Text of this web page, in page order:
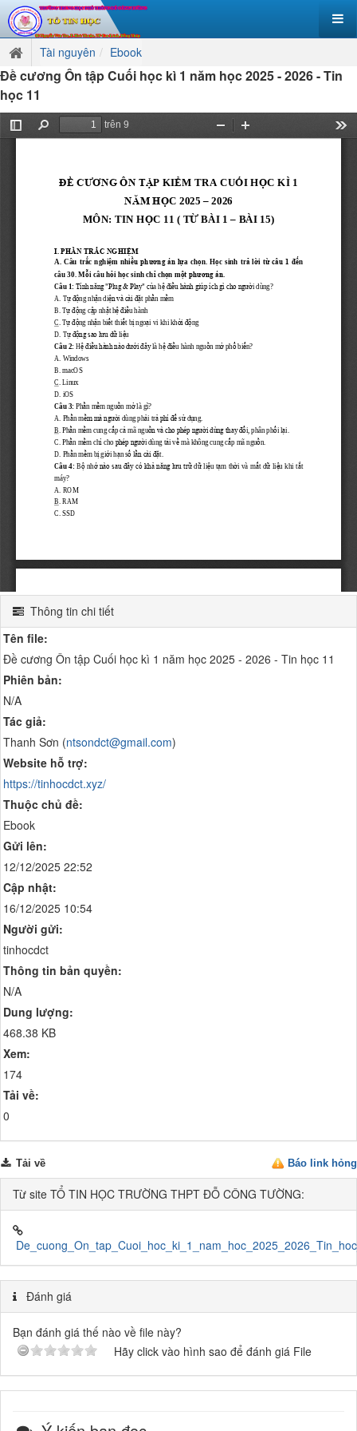
Tài nguyên Ebook
Đề cương Ôn tập Cuối học kì 1 năm học 2025 - 2026 - Tin
học 11
Thông tin chi tiết
Tên file:
Đề cương Ôn tập Cuối học kì 1 năm học 2025 - 2026 - Tin học 11
Phiên bản:
N/A
Tác giả:
Thanh Sơn (ntsondct@gmail.com)
Website hỗ trợ:
https://tinhocdct.xyz/
Thuộc chủ đề:
Ebook
Gửi lên:
12/12/2025 22:52
Cập nhật:
16/12/2025 10:54
Người gửi:
tinhocdct
Thông tin bản quyền:
N/A
Dung lượng:
468.38 KB
Xem:
174
Tải về:
0
Báo link hỏng
Tải về
Từ site TỔ TIN HỌC TRƯỜNG THPT ĐỖ CÔNG TƯỜNG:
Đánh giá
Bạn đánh giá thế nào về file này?
Hãy click vào hình sao để đánh giá File